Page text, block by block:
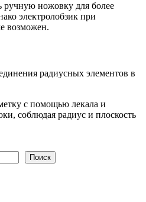
ручную ножовку для более
электролобзик при
возможен.
радиусных элементов в
с помощью лекала и
соблюдая радиус и плоскость
Поиск